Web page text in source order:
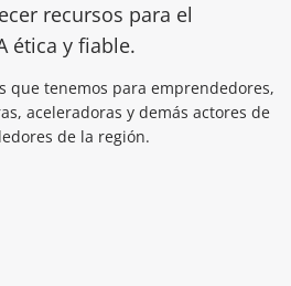
recursos para el
ética y fiable.
que tenemos para emprendedores,
aceleradoras y demás actores de
de la región.